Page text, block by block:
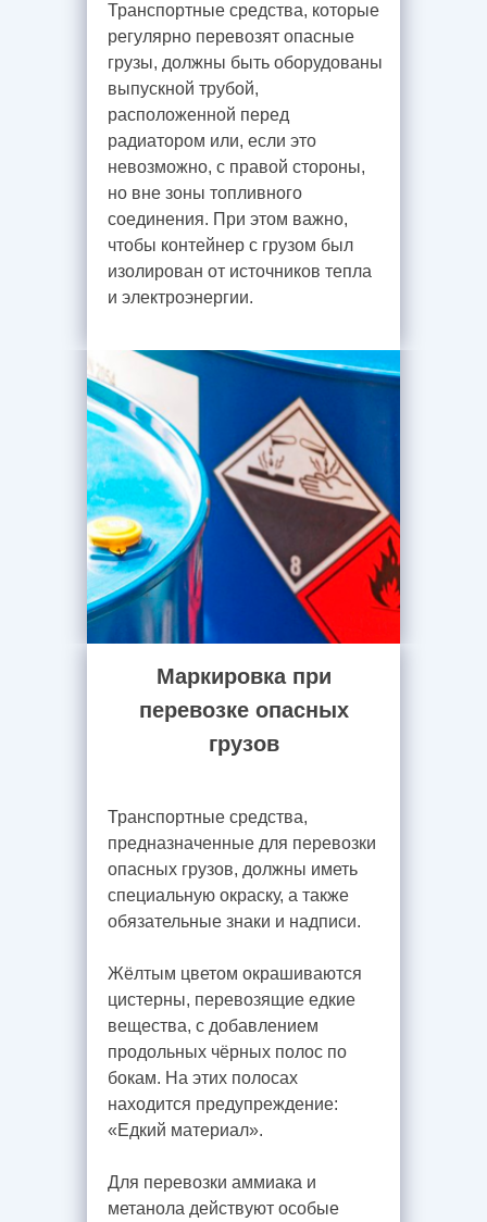
Транспортные средства, которые
регулярно перевозят опасные
грузы, должны быть оборудованы
выпускной трубой,
расположенной перед
радиатором или, если это
невозможно, с правой стороны,
но вне зоны топливного
соединения. При этом важно,
чтобы контейнер с грузом был
изолирован от источников тепла
и электроэнергии.
Маркировка при
перевозке опасных
грузов
Транспортные средства,
предназначенные для перевозки
опасных грузов, должны иметь
специальную окраску, а также
обязательные знаки и надписи.
Жёлтым цветом окрашиваются
цистерны, перевозящие едкие
вещества, с добавлением
продольных чёрных полос по
бокам. На этих полосах
находится предупреждение:
«Едкий материал».
Для перевозки аммиака и
метанола действуют особые